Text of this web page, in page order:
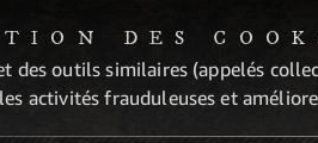
DES
des outils similaires (appelés
activités frauduleuses et